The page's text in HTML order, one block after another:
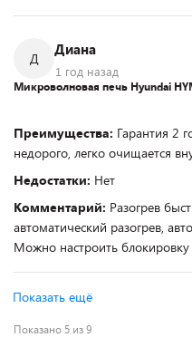
Д
Диана
1 год назад
Микроволновая печь Hyundai
Преимущества: Гарантия 2
недорого, легко очищается
Недостатки: Нет
Комментарий: Разогрев
автоматический разогрев,
Можно настроить
Показать ещё
Показано 5 из 9